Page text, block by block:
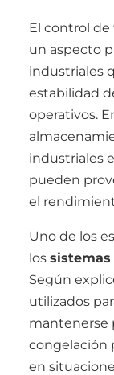
El control
un aspecto
industriales
estabilidad
operativos.
industriales
pueden
el
Uno de los
los sistemas
Según
utilizados
mantenerse
congelación
en